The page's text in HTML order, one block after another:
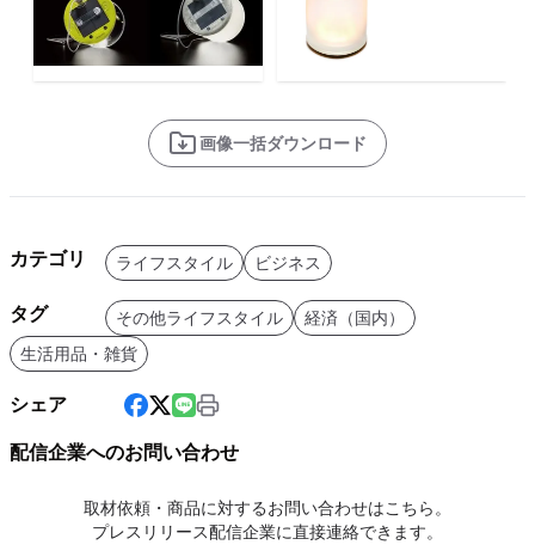
画像一括ダウンロード
カテゴリ ライフスタイル ビジネス
タグ その他ライフスタイル
経済（国内）
生活用品・雑貨
シェア
配信企業へのお問い合わせ
取材依頼・商品に対するお問い合わせはこちら。
プレスリリース配信企業に直接連絡できます。